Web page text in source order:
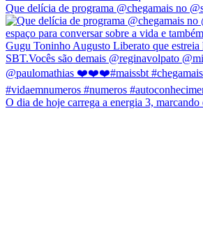
Que delícia de programa @chegamais no
O dia de hoje carrega a energia 3, marcando